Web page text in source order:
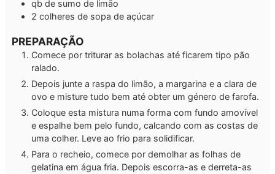
qb de sumo de limão
2 colheres de sopa de açúcar
PREPARAÇÃO
Comece por triturar as bolachas até ficarem tipo pão
ralado.
Depois junte a raspa do limão, a margarina e a clara de
ovo e misture tudo bem até obter um género de farofa.
Coloque esta mistura numa forma com fundo amovível
e espalhe bem pelo fundo, calcando com as costas de
uma colher. Leve ao frio para solidificar.
Para o recheio, comece por demolhar as folhas de
gelatina em água fria. Depois escorra-as e derreta-as